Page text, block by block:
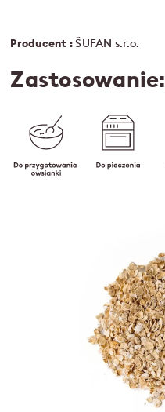
Producent :ŠUFAN s.r.o.
Zastosowanie: